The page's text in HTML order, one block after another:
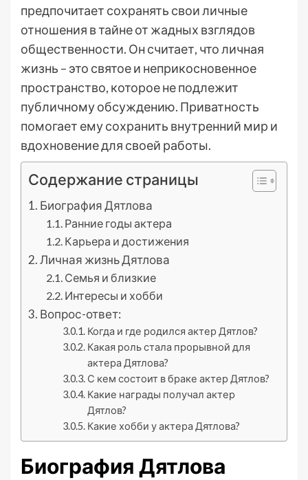
предпочитает сохранять свои личные
отношения в тайне от жадных взглядов
общественности. Он считает, что личная
жизнь – это святое и неприкосновенное
пространство, которое не подлежит
публичному обсуждению. Приватность
помогает ему сохранить внутренний мир и
вдохновение для своей работы.
Содержание страницы
Биография Дятлова
Ранние годы актера
Карьера и достижения
Личная жизнь Дятлова
Семья и близкие
Интересы и хобби
Вопрос-ответ:
Когда и где родился актер Дятлов?
Какая роль стала прорывной для
актера Дятлова?
С кем состоит в браке актер Дятлов?
Какие награды получал актер
Дятлов?
Какие хобби у актера Дятлова?
Биография Дятлова